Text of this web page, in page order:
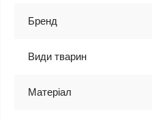
Бренд
Види тварин
Матеріал